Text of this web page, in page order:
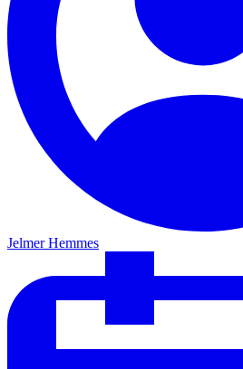
Jelmer Hemmes